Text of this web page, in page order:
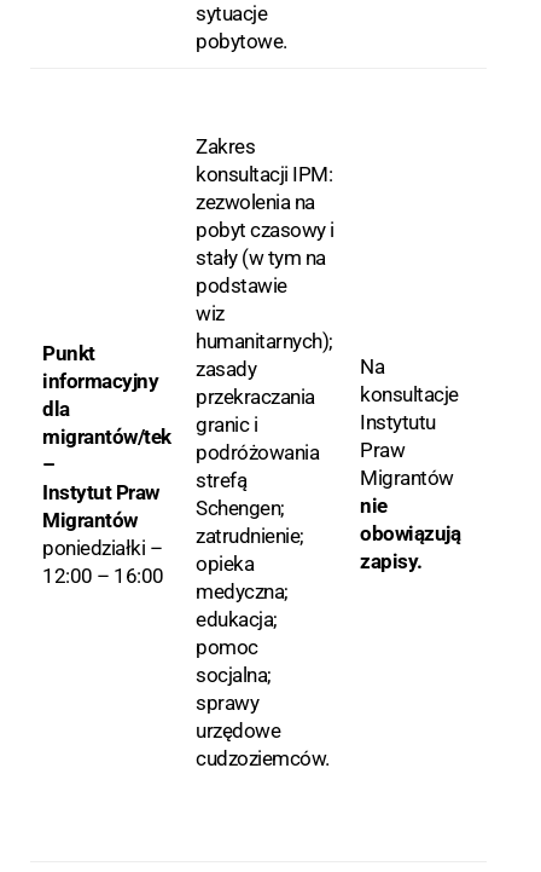
sytuacje
pobytowe.
Punkt
informacyjny
dla
migrantów/tek
–
Instytut Praw
Migrantów
poniedziałki –
12:00 – 16:00
Zakres
konsultacji IPM:
zezwolenia na
pobyt czasowy i
stały (w tym na
podstawie
wiz
humanitarnych);
zasady
przekraczania
granic i
podróżowania
strefą
Schengen;
zatrudnienie;
opieka
medyczna;
edukacja;
pomoc
socjalna;
sprawy
urzędowe
cudzoziemców.
Na
konsultacje
Instytutu
Praw
Migrantów
nie
obowiązują
zapisy.